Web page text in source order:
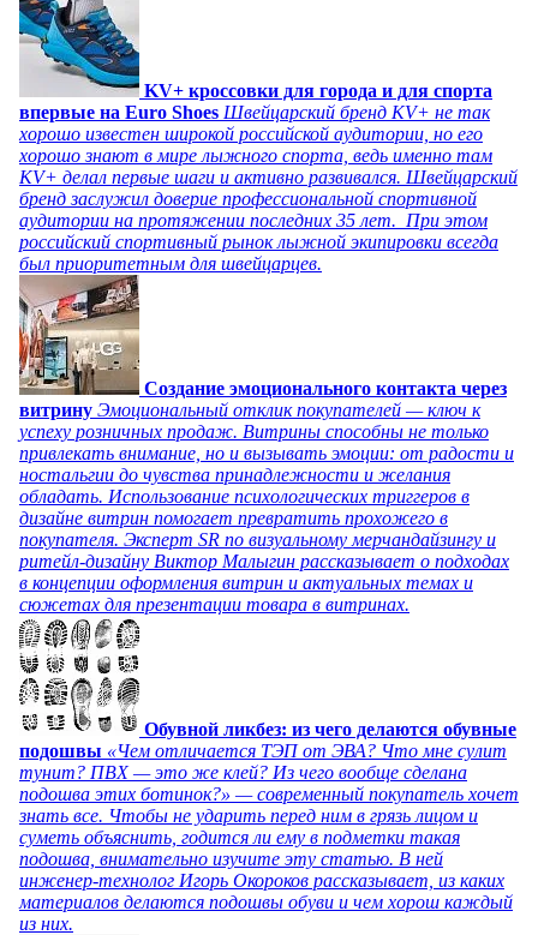
KV+ кроссовки для города и для спорта
впервые на Euro Shoes Швейцарский бренд KV+ не так
хорошо известен широкой российской аудитории, но его
хорошо знают в мире лыжного спорта, ведь именно там
KV+ делал первые шаги и активно развивался. Швейцарский
бренд заслужил доверие профессиональной спортивной
аудитории на протяжении последних 35 лет. При этом
российский спортивный рынок лыжной экипировки всегда
был приоритетным для швейцарцев.
Создание эмоционального контакта через
витрину Эмоциональный отклик покупателей — ключ к
успеху розничных продаж. Витрины способны не только
привлекать внимание, но и вызывать эмоции: от радости и
ностальгии до чувства принадлежности и желания
обладать. Использование психологических триггеров в
дизайне витрин помогает превратить прохожего в
покупателя. Эксперт SR по визуальному мерчандайзингу и
ритейл-дизайну Виктор Малыгин рассказывает о подходах
в концепции оформления витрин и актуальных темах и
сюжетах для презентации товара в витринах.
Обувной ликбез: из чего делаются обувные
подошвы «Чем отличается ТЭП от ЭВА? Что мне сулит
тунит? ПВХ — это же клей? Из чего вообще сделана
подошва этих ботинок?» — современный покупатель хочет
знать все. Чтобы не ударить перед ним в грязь лицом и
суметь объяснить, годится ли ему в подметки такая
подошва, внимательно изучите эту статью. В ней
инженер-технолог Игорь Окороков рассказывает, из каких
материалов делаются подошвы обуви и чем хорош каждый
из них.